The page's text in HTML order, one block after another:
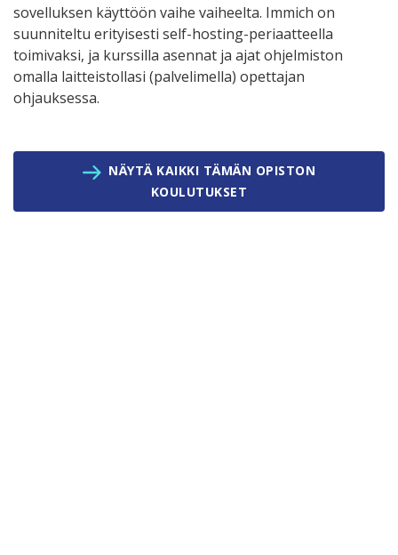
sovelluksen käyttöön vaihe vaiheelta. Immich on
suunniteltu erityisesti self-hosting-periaatteella
toimivaksi, ja kurssilla asennat ja ajat ohjelmiston
omalla laitteistollasi (palvelimella) opettajan
ohjauksessa.
NÄYTÄ KAIKKI TÄMÄN OPISTON
KOULUTUKSET